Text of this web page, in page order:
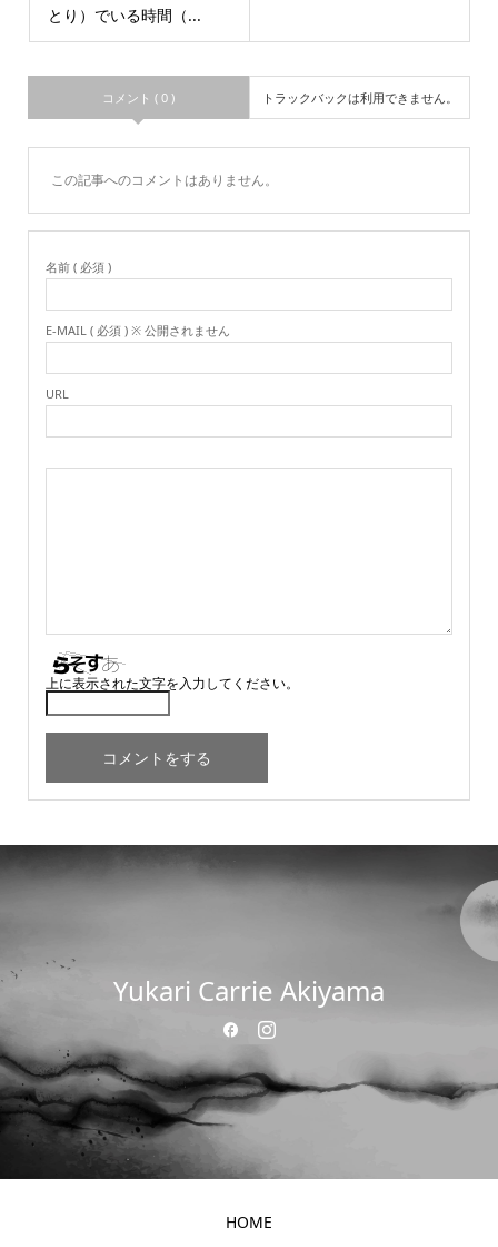
とり）でいる時間（...
コメント ( 0 ) トラックバックは利用できません。
この記事へのコメントはありません。
名前 ( 必須 )
E-MAIL ( 必須 ) ※ 公開されません
URL
上に表示された文字を入力してください。
Yukari Carrie Akiyama
HOME